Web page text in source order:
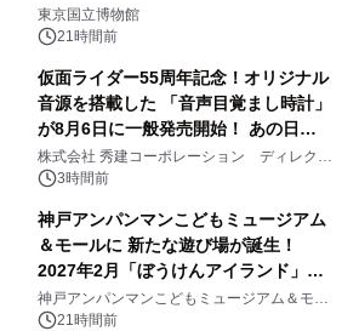
東京国立博物館
21時間前
仮面ライダー55周年記念！オリジナル
音源を搭載した 「音声目覚まし時計」
が8月6日に一般発売開始！ あの日の
大興奮が今甦る
株式会社 秀建コーポレーション ディレクト
アートギャラリー
3時間前
神戸アンパンマンこどもミュージアム
＆モールに 新たな遊び場が誕生！
2027年2月「ぼうけんアイランド」が
オープン
神戸アンパンマンこどもミュージアム＆モー
ル 21時間前